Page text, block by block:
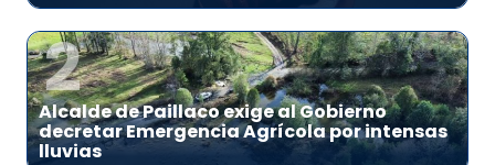
2
Alcalde de Paillaco exige al Gobierno
decretar Emergencia Agrícola por intensas
lluvias